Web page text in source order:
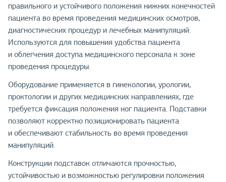
правильного и устойчивого положения нижних конечностей
пациента во время проведения медицинских осмотров,
диагностических процедур и лечебных манипуляций.
Используются для повышения удобства пациента
и облегчения доступа медицинского персонала к зоне
проведения процедуры.
Оборудование применяется в гинекологии, урологии,
проктологии и других медицинских направлениях, где
требуется фиксация положения ног пациента. Подставки
позволяют корректно позиционировать пациента
и обеспечивают стабильность во время проведения
манипуляций.
Конструкции подставок отличаются прочностью,
устойчивостью и возможностью регулировки положения